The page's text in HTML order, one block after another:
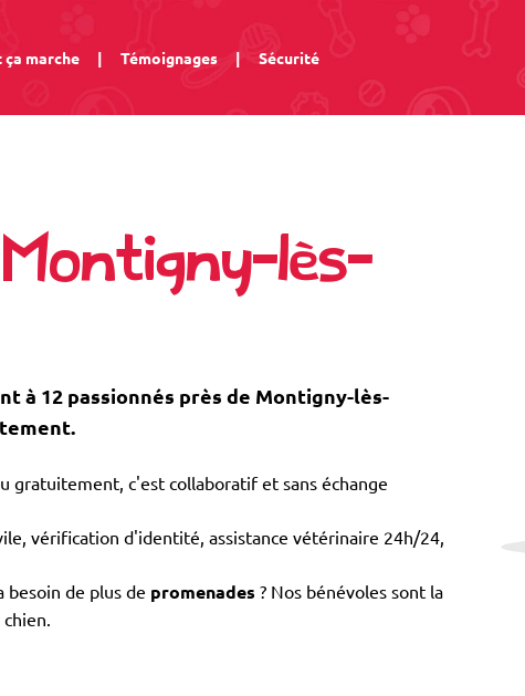
ça marche | Témoignages | Sécurité
lès-
à 12 passionnés près de Montigny-lès-
gratuitement, c'est collaboratif et sans échange
vérification d'identité, assistance vétérinaire 24h/24,
besoin de plus de promenades ? Nos bénévoles sont la